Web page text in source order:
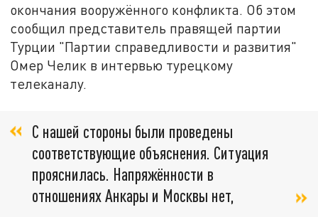
окончания вооружённого конфликта. Об этом
сообщил представитель правящей партии
Турции "Партии справедливости и развития"
Омер Челик в интервью турецкому
телеканалу.
С нашей стороны были проведены
соответствующие объяснения. Ситуация
прояснилась. Напряжённости в
отношениях Анкары и Москвы нет,